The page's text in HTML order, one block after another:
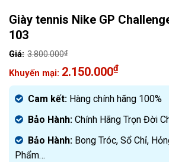
Giày tennis Nike GP
103
3.800.000₫
Giá
gốc
là:
3.800.000₫.
2.150.000₫
Giá
hiện
tại
là:
2.150.000₫.
Cam kết: Hàng chính hãng 100%
Bảo Hành: Chính Hãng Trọn Đời
Bảo Hành: Bong Tróc, Sổ Chỉ,
Phẩm…